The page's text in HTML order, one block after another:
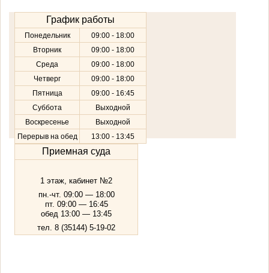
График работы
Понедельник
09:00 - 18:00
Вторник
09:00 - 18:00
Среда
09:00 - 18:00
Четверг
09:00 - 18:00
Пятница
09:00 - 16:45
Суббота
Выходной
Воскресенье
Выходной
Перерыв на обед
13:00 - 13:45
Приемная суда
1 этаж, кабинет №2
пн.-чт. 09:00 — 18:00
пт. 09:00 — 16:45
обед 13:00 — 13:45
тел. 8 (35144) 5-19-02